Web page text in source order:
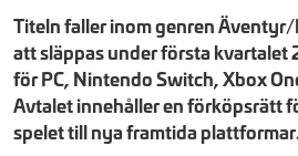
Titeln faller inom genren
att släppas under första kvartalet
för PC, Nintendo Switch, Xbox
Avtalet innehåller en förköpsrätt
spelet till nya framtida